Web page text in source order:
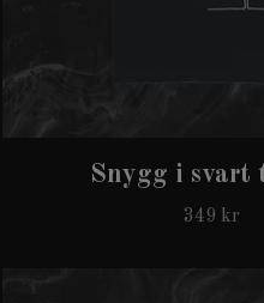
Snygg i svart
349 kr